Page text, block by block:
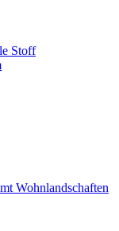
Stoff
Wohnlandschaften